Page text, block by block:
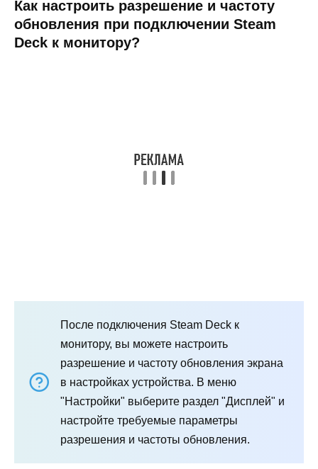
Как настроить разрешение и частоту
обновления при подключении Steam
Deck к монитору?
После подключения Steam Deck к
монитору, вы можете настроить
разрешение и частоту обновления экрана
в настройках устройства. В меню
"Настройки" выберите раздел "Дисплей" и
настройте требуемые параметры
разрешения и частоты обновления.